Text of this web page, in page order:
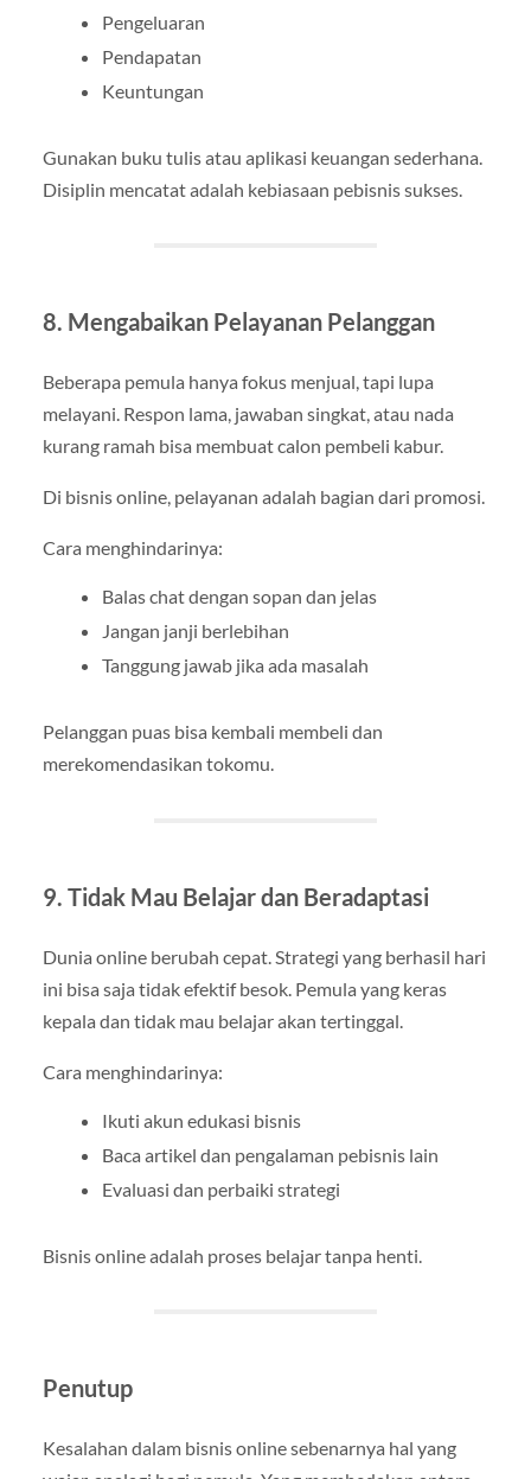
Pengeluaran
Pendapatan
Keuntungan
Gunakan buku tulis atau aplikasi keuangan sederhana.
Disiplin mencatat adalah kebiasaan pebisnis sukses.
8. Mengabaikan Pelayanan Pelanggan
Beberapa pemula hanya fokus menjual, tapi lupa
melayani. Respon lama, jawaban singkat, atau nada
kurang ramah bisa membuat calon pembeli kabur.
Di bisnis online, pelayanan adalah bagian dari promosi.
Cara menghindarinya:
Balas chat dengan sopan dan jelas
Jangan janji berlebihan
Tanggung jawab jika ada masalah
Pelanggan puas bisa kembali membeli dan
merekomendasikan tokomu.
9. Tidak Mau Belajar dan Beradaptasi
Dunia online berubah cepat. Strategi yang berhasil hari
ini bisa saja tidak efektif besok. Pemula yang keras
kepala dan tidak mau belajar akan tertinggal.
Cara menghindarinya:
Ikuti akun edukasi bisnis
Baca artikel dan pengalaman pebisnis lain
Evaluasi dan perbaiki strategi
Bisnis online adalah proses belajar tanpa henti.
Penutup
Kesalahan dalam bisnis online sebenarnya hal yang